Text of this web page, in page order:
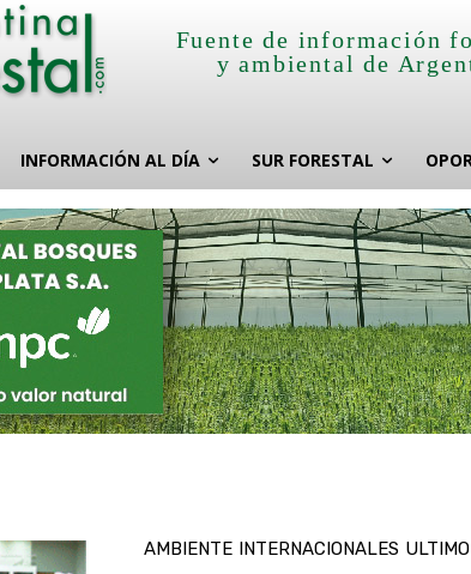
Fuente de información
y ambiental de
INFORMACIÓN AL DÍA SUR FORESTAL
AMBIENTE INTERNACIONALES